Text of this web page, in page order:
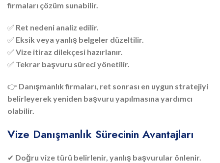
firmaları çözüm sunabilir.
✅ Ret nedeni analiz edilir.
✅ Eksik veya yanlış belgeler düzeltilir.
✅ Vize itiraz dilekçesi hazırlanır.
✅ Tekrar başvuru süreci yönetilir.
👉 Danışmanlık firmaları, ret sonrası en uygun stratejiyi
belirleyerek yeniden başvuru yapılmasına yardımcı
olabilir.
Vize Danışmanlık Sürecinin Avantajları
✔ Doğru vize türü belirlenir, yanlış başvurular önlenir.